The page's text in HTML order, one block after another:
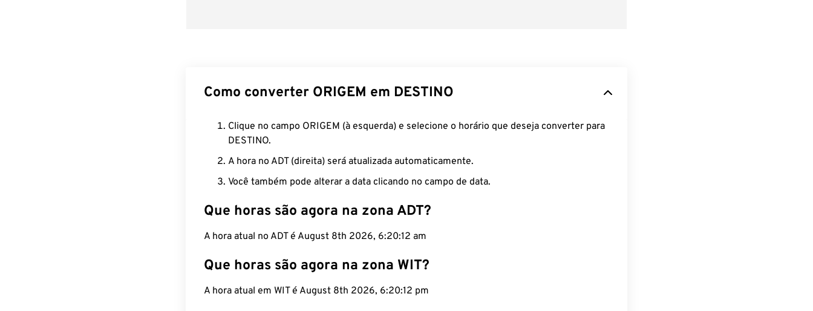
Como converter ORIGEM em DESTINO
Clique no campo ORIGEM (à esquerda) e selecione o horário que deseja converter para
DESTINO.
A hora no ADT (direita) será atualizada automaticamente.
Você também pode alterar a data clicando no campo de data.
Que horas são agora na zona ADT?
A hora atual no ADT é August 8th 2026, 6:20:13 am
Que horas são agora na zona WIT?
A hora atual em WIT é August 8th 2026, 6:20:13 pm